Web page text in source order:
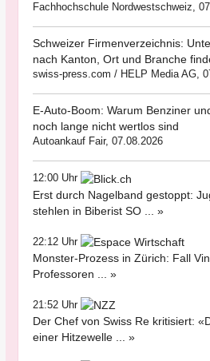
Fachhochschule Nordwestschweiz,
Schweizer Firmenverzeichnis:
nach Kanton, Ort und Branche
swiss-press.com / HELP Media AG,
E-Auto-Boom: Warum Benziner
noch lange nicht wertlos sind
Autoankauf Fair, 07.08.2026
12:00 Uhr
Erst durch Nagelband gestoppt:
stehlen in Biberist SO ... »
22:12 Uhr
Monster-Prozess in Zürich: Fall
Professoren ... »
21:52 Uhr
Der Chef von Swiss Re kritisiert:
einer Hitzewelle ... »